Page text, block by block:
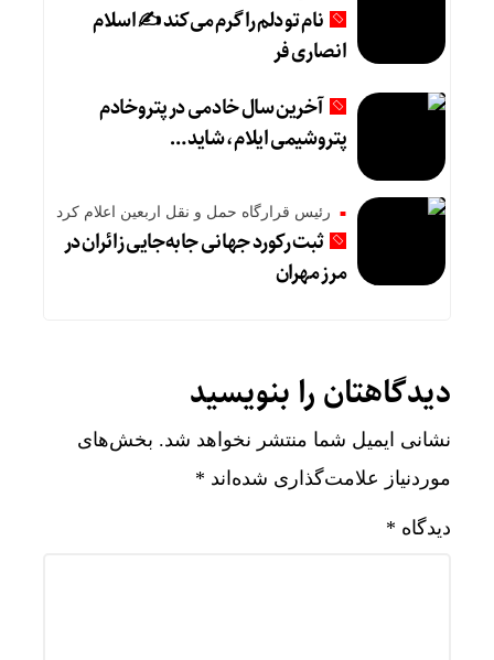
نام تو دلم را گرم می‌کند ✍️ اسلام
انصاری فر
آخرین سال خادمی در پتروخادم
پتروشیمی ایلام، شاید …
رئیس قرارگاه حمل و نقل اربعین اعلام کرد
ثبت رکورد جهانی جابه‌جایی زائران در
مرز مهران
دیدگاهتان را بنویسید
نشانی ایمیل شما منتشر نخواهد شد. بخش‌های
موردنیاز علامت‌گذاری شده‌اند *
دیدگاه *